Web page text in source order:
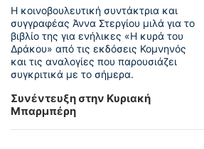
Η κοινοβουλευτική συντάκτρια και
συγγραφέας Άννα Στεργίου μιλά για το
βιβλίο της για ενήλικες «Η κυρά του
Δράκου» από τις εκδόσεις Κομνηνός
και τις αναλογίες που παρουσιάζει
συγκριτικά με το σήμερα.
Συνέντευξη στην Κυριακή
Μπαρμπέρη